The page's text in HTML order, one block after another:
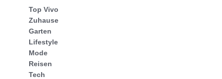
Top Vivo
Zuhause
Garten
Lifestyle
Mode
Reisen
Tech